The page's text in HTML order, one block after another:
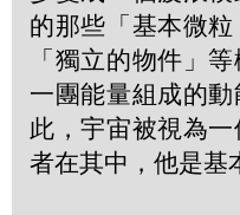
的那些「基本微
「獨立的物件」
一團能量組成的
此，宇宙被視為
者在其中，他是基